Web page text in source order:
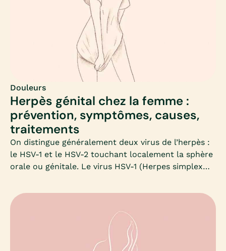
souvent le signe d’un déséquilibre de la flore
vaginale, causé par une prolifération de
bactéries.Conseils d’hygiène, symptômes qui
doivent vous alerter, Mia fait le point sur les causes
des mauvaises odeurs vaginales.
Douleurs
Herpès génital chez la femme :
prévention, symptômes, causes,
traitements
On distingue généralement deux virus de l’herpès :
le HSV-1 et le HSV-2 touchant localement la sphère
orale ou génitale. Le virus HSV-1 (Herpes simplex
la bouche (herpès labial/facial) et se transmet par
contact des muqueuses buccales. Mais avec
l’augmentation des risques liés au sexe oral non
protégé, le HSV-1 peut aussi être transmis par
contact oro-génital. Quant au virus de l’herpès de